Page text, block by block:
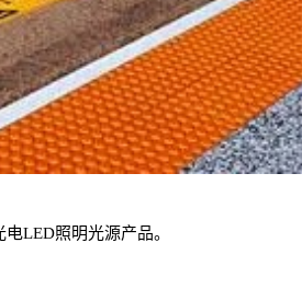
LED照明光源产品。